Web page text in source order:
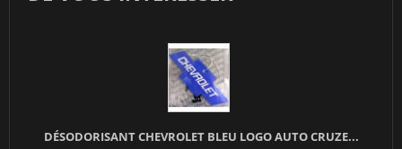
DÉSODORISANT CHEVROLET BLEU LOGO AUTO CRUZE...